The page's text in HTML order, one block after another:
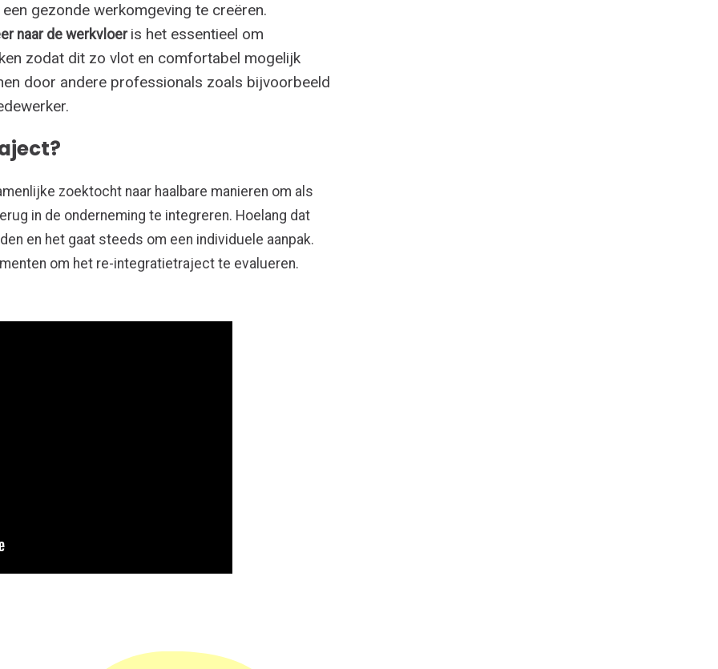
gezonde werkomgeving te creëren.
naar de werkvloeris het essentieel om
zodat dit zo vlot en comfortabel mogelijk
door andere professionals zoals bijvoorbeeld
zoektocht naar haalbare manieren om als
in de onderneming te integreren. Hoelang dat
en het gaat steeds om een individuele aanpak.
om het re-integratietraject te evalueren.